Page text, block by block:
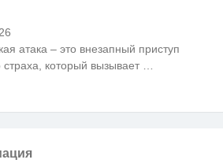
атака – это внезапный приступ
страха, который вызывает